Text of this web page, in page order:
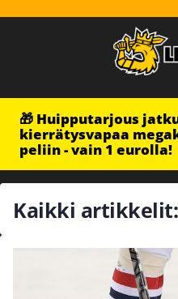
🎁 Huipputarjous
kierrätysvapaa
peliin - vain 1 eurolla!
Kaikki